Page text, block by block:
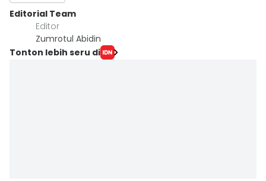
Editorial Team
Editor
Zumrotul Abidin
Tonton lebih seru di